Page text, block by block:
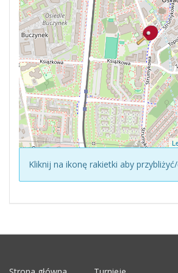
Kliknij na ikonę rakietki aby